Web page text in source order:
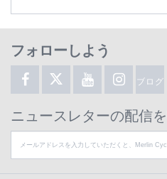
フォローしよう
ブログ
ニュースレターの配信を